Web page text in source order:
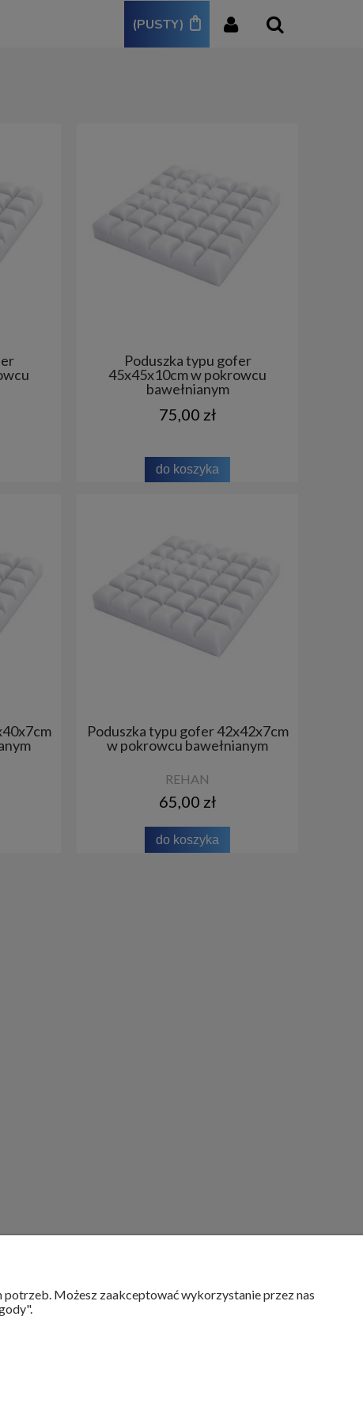
(PUSTY)
Poduszka typu gofer
45x45x10cm w pokrowcu
bawełnianym
75,00 zł
do koszyka
Poduszka typu gofer 42x42x7cm
w pokrowcu bawełnianym
REHAN
65,00 zł
do koszyka
Możesz zaakceptować wykorzystanie przez nas